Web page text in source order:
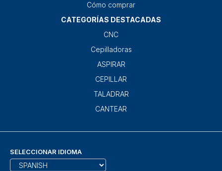
Cómo comprar
CATEGORÍAS DESTACADAS
CNC
Cepilladoras
ASPIRAR
CEPILLAR
TALADRAR
CANTEAR
SELECCIONAR IDIOMA